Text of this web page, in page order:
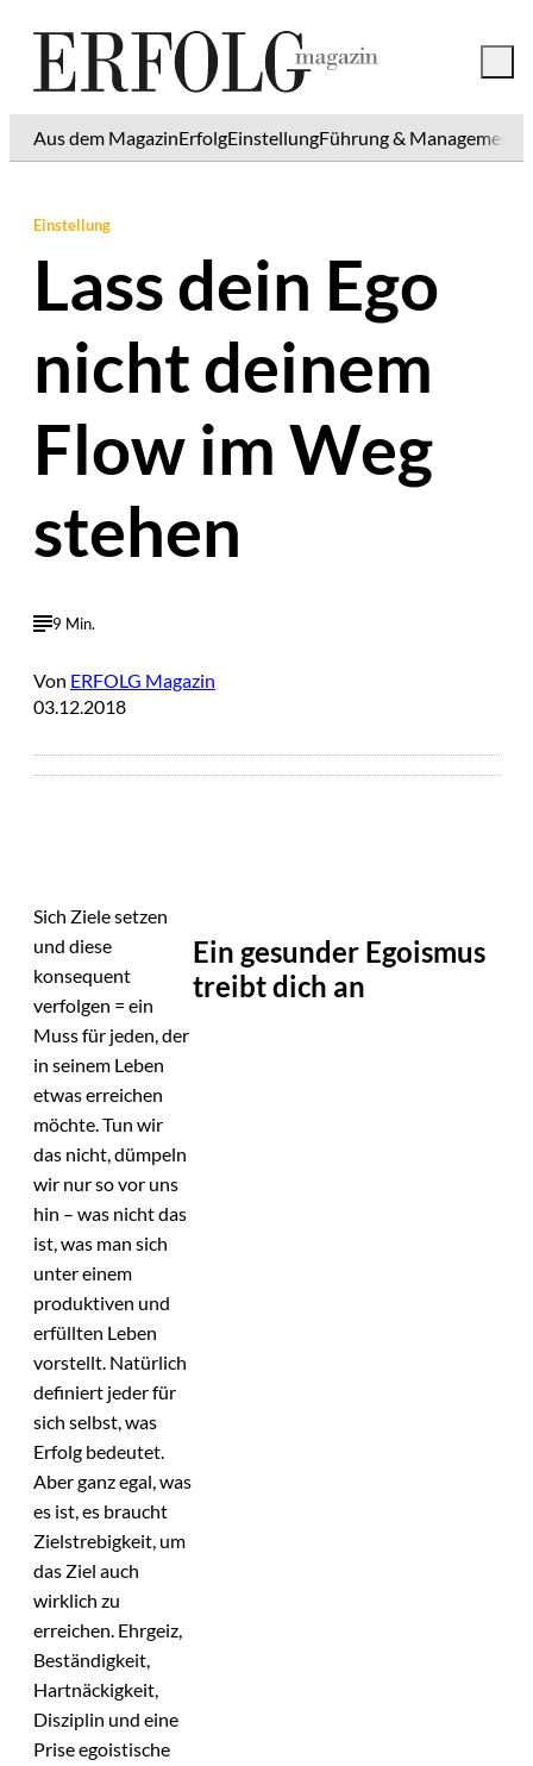
Aus dem MagazinErfolgEinstellungFührung & Management
Einstellung
Lass dein Ego
nicht deinem
Flow im Weg
stehen
9 Min.
Von ERFOLG Magazin
03.12.2018
Sich Ziele setzen
und diese
konsequent
verfolgen = ein
Muss für jeden, der
in seinem Leben
etwas erreichen
möchte. Tun wir
das nicht, dümpeln
wir nur so vor uns
hin – was nicht das
ist, was man sich
unter einem
produktiven und
erfüllten Leben
vorstellt. Natürlich
definiert jeder für
sich selbst, was
Erfolg bedeutet.
Aber ganz egal, was
es ist, es braucht
Zielstrebigkeit, um
das Ziel auch
wirklich zu
erreichen. Ehrgeiz,
Beständigkeit,
Hartnäckigkeit,
Disziplin und eine
Prise egoistische
Ein gesunder Egoismus
treibt dich an